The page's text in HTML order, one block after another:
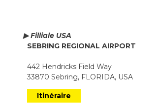
▶ Filliale USA
SEBRING REGIONAL AIRPORT
442 Hendricks Field Way
33870 Sebring, FLORIDA, USA
Itinéraire